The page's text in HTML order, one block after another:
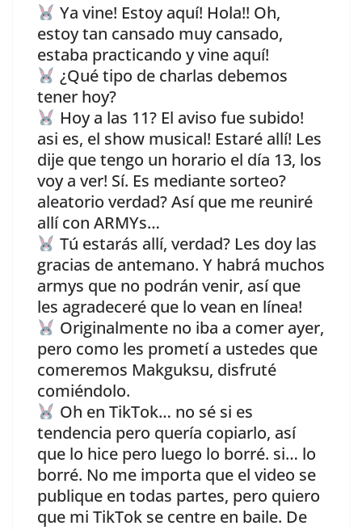
Ya vine! Estoy aquí! Hola!! Oh,
estoy tan cansado muy cansado,
estaba practicando y vine aquí!
¿Qué tipo de charlas debemos
tener hoy?
Hoy a las 11? El aviso fue subido!
asi es, el show musical! Estaré allí! Les
dije que tengo un horario el día 13, los
voy a ver! Sí. Es mediante sorteo?
aleatorio verdad? Así que me reuniré
allí con ARMYs…
Tú estarás allí, verdad? Les doy las
gracias de antemano. Y habrá muchos
armys que no podrán venir, así que
les agradeceré que lo vean en línea!
Originalmente no iba a comer ayer,
pero como les prometí a ustedes que
comeremos Makguksu, disfruté
comiéndolo.
Oh en TikTok… no sé si es
tendencia pero quería copiarlo, así
que lo hice pero luego lo borré. si… lo
borré. No me importa que el video se
publique en todas partes, pero quiero
que mi TikTok se centre en baile. De